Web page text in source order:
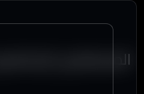
المستشارين